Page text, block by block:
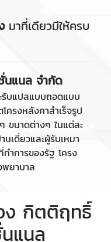
มาที่เดียวมีให้ครบ
แนล จำกัด
รับแปลแบบถอดแบบ
ครงหลังคาสำเร็จรูป
ขนาดต่างๆ ในแต่ละ
เดี่ยวและผู้รับเหมา
ำการของรัฐ โครง
พยาบาล
ง กิตติฤทธิ์
แนล